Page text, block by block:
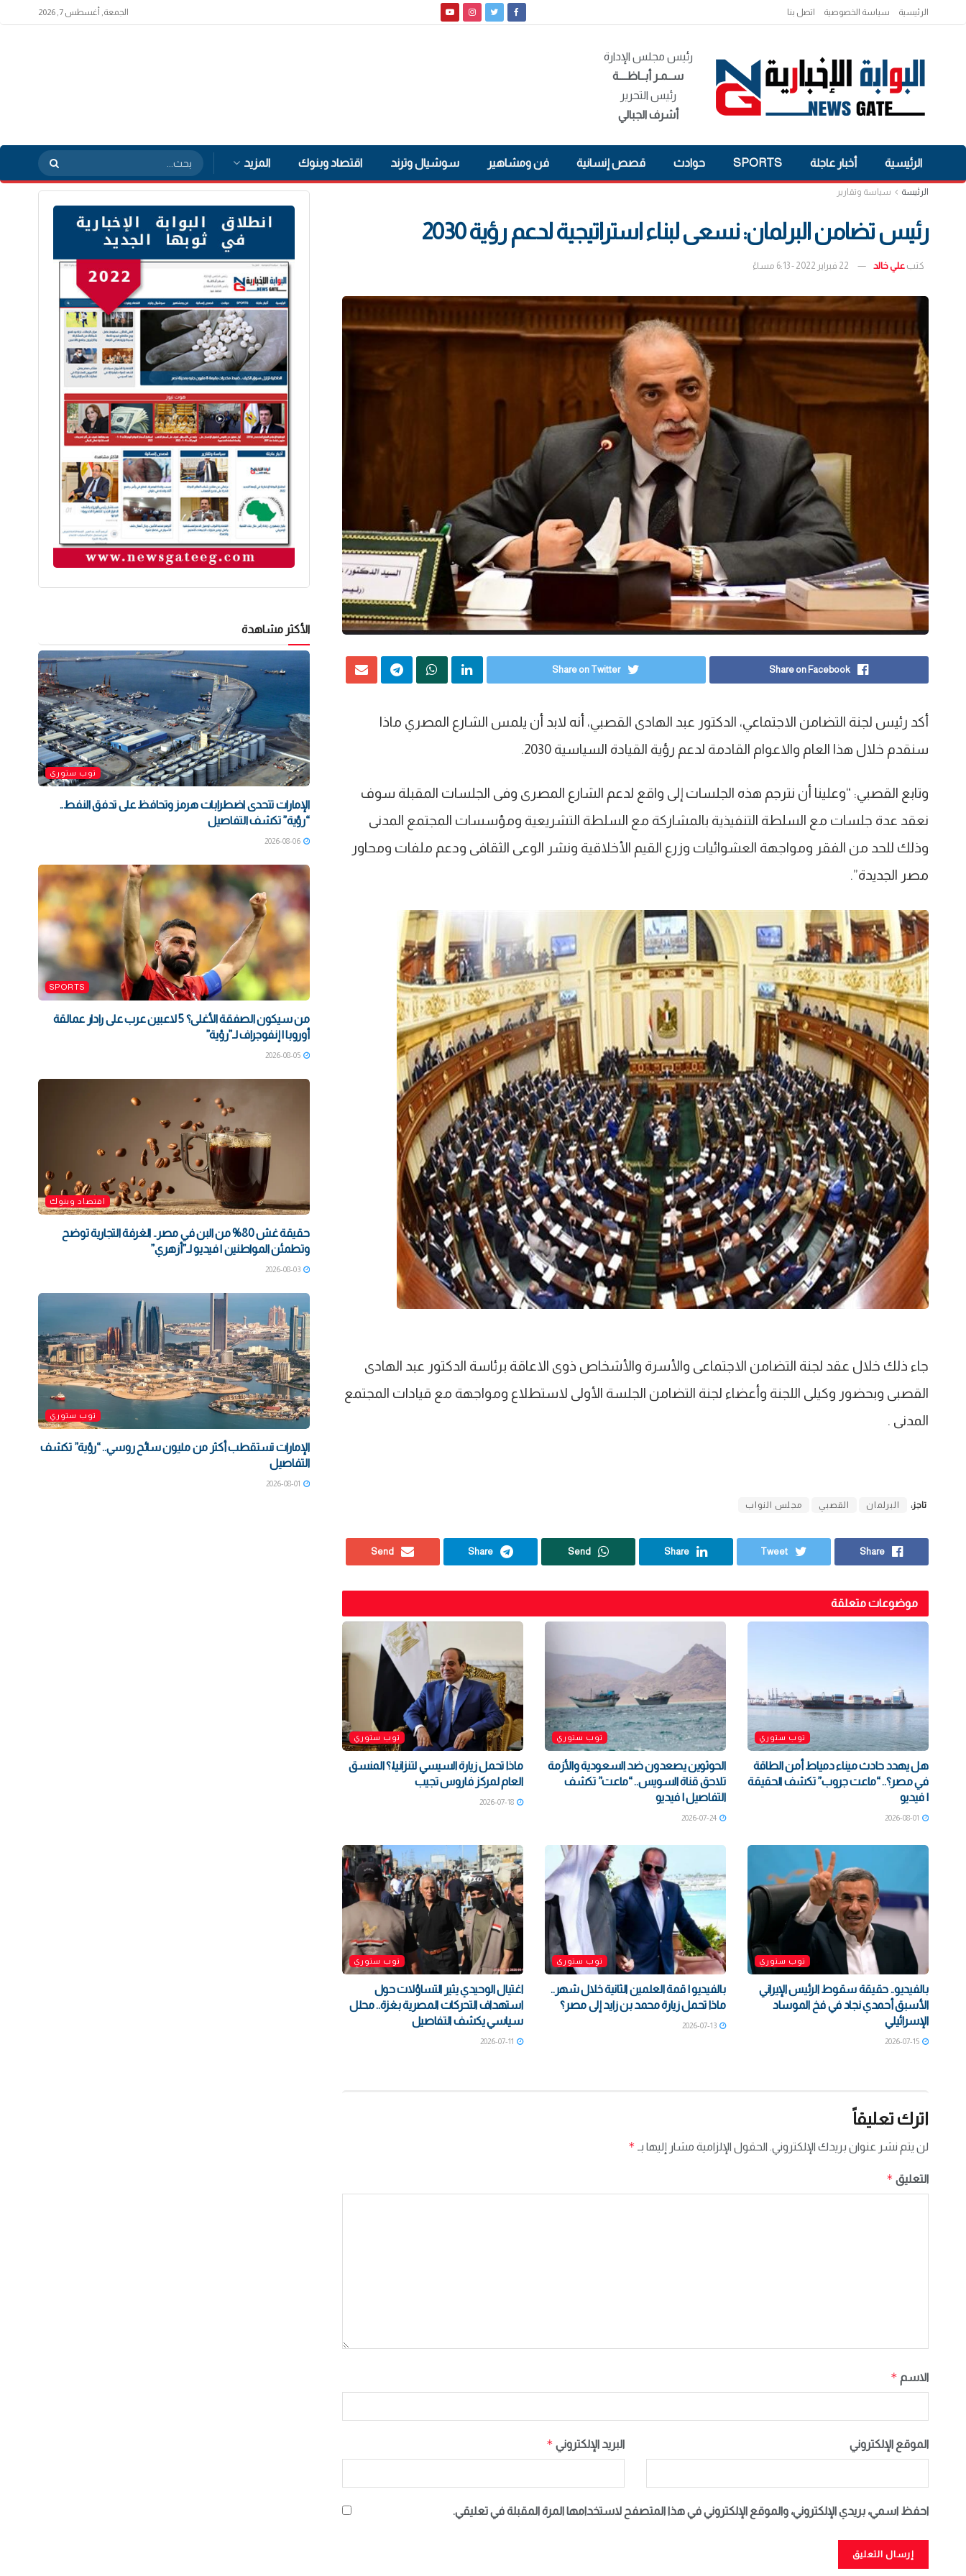
الرئيسية سياسة الخصوصية اتصل بنا الجمعة, أغسطس 7, 2026
رئيس مجلس الإدارة
ســمـر أبــاظــــة
رئيس التحرير
أشرف الجبالي
الرئيسية أخبار عاجلة SPORTS حوادث قصص إنسانية فن ومشاهير سوشيال وترند اقتصاد وبنوك المزيد
الرئيسة سياسة وتقارير
رئيس تضامن البرلمان: نسعى لبناء استراتيجية لدعم رؤية 2030
كتب علي خالد 22 فبراير 2022 - 6:13 مساءً
Share on Facebook
Share on Twitter
أكد رئيس لجنة التضامن الاجتماعي، الدكتور عبد الهادى القصبي، أنه لابد أن يلمس الشارع المصري ماذا
سنقدم خلال هذا العام والاعوام القادمة لدعم رؤية القيادة السياسية 2030.
وتابع القصبي: “وعلينا أن نترجم هذه الجلسات إلى واقع لدعم الشارع المصرى وفى الجلسات المقبلة سوف
نعقد عدة جلسات مع السلطة التنفيذية بالمشاركة مع السلطة التشريعية ومؤسسات المجتمع المدنى
وذلك للحد من الفقر ومواجهة العشوائيات وزرع القيم الأخلاقية ونشر الوعى الثقافى ودعم ملفات ومحاور
مصر الجديدة”.
جاء ذلك خلال عقد لجنة التضامن الاجتماعى والأسرة والأشخاص ذوى الاعاقة برئاسة الدكتور عبد الهادى
القصبى وبحضور وكيلى اللجنة وأعضاء لجنة التضامن الجلسة الأولى لاستطلاع ومواجهة مع قيادات المجتمع
المدنى .
تاجز: البرلمان القصبي مجلس النواب
Share
Tweet
Share
Send
Share
Send
موضوعات متعلقة
توب ستوري
هل يهدد حادث ميناء دمياط أمن الطاقة
في مصر؟.. “ماعت جروب” تكشف الحقيقة
| فيديو
توب ستوري
الحوثوين يصعدون ضد السعودية والأزمة
تلاحق قناة السويس.. “ماعت” تكشف
التفاصيل | فيديو
2026-07-24
توب ستوري
ماذا تحمل زيارة السيسي لتنزانيا،؟ المنسق
العام لمركز فاروس تجيب
2026-07-18
توب ستوري
بالفيديو.. حقيقة سقوط الرئيس الإيراني
الأسبق أحمدي نجاد في فخ الموساد
الإسرائيلي
2026-07-15
توب ستوري
بالفيديو | قمة العلمين الثانية خلال شهر..
ماذا تحمل زيارة محمد بن زايد إلى مصر؟
2026-07-13
توب ستوري
اغتيال الوحيدي يثير التساؤلات حول
استهداف التحركات المصرية بغزة.. محلل
سياسي يكشف التفاصيل
اترك تعليقاً
لن يتم نشر عنوان بريدك الإلكتروني. الحقول الإلزامية مشار إليها بـ *
التعليق *
الاسم *
البريد الإلكتروني * الموقع الإلكتروني
احفظ اسمي، بريدي الإلكتروني، والموقع الإلكتروني في هذا المتصفح لاستخدامها المرة المقبلة في تعليقي.
الأكثر مشاهدة
توب ستوري
الإمارات تتحدى اضطرابات هرمز وتحافظ على تدفق النفط..
“رؤية” تكشف التفاصيل
2026-08-06
SPORTS
من سيكون الصفقة الأغلى؟ 5 لاعبين عرب على رادار عمالقة
أوروبا | إنفوجراف لـ”رؤية”
2026-08-05
اقتصاد وبنوك
حقيقة غش 80% من البن في مصر.. الغرفة التجارية توضح
وتطمئن المواطنين | فيديو لـ”أزهري”
2026-08-03
توب ستوري
الإمارات تستقطب أكثر من مليون سائح روسي.. “رؤية” تكشف
التفاصيل